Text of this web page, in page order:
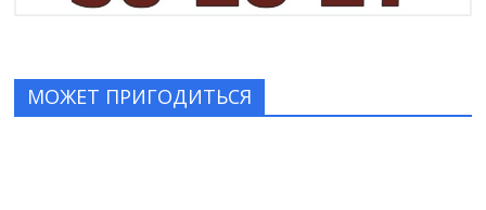
МОЖЕТ ПРИГОДИТЬСЯ